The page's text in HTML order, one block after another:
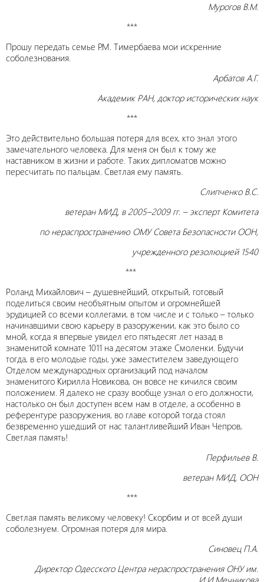
Мурогов В.М.
***
Прошу передать семье Р.М. Тимербаева мои искренние
соболезнования.
Арбатов А.Г.
Академик РАН, доктор исторических наук
***
Это действительно большая потеря для всех, кто знал этого
замечательного человека. Для меня он был к тому же
наставником в жизни и работе. Таких дипломатов можно
пересчитать по пальцам. Светлая ему память.
Слипченко В.С.
ветеран МИД, в 2005–2009 гг. – эксперт Комитета
по нераспространению ОМУ Совета Безопасности ООН,
учрежденного резолюцией 1540
***
Роланд Михайлович – душевнейший, открытый, готовый
поделиться своим необъятным опытом и огромнейшей
эрудицией со всеми коллегами, в том числе и с только – только
начинавшими свою карьеру в разоружении, как это было со
мной, когда я впервые увидел его пятьдесят лет назад в
знаменитой комнате 1011 на десятом этаже Смоленки. Будучи
тогда, в его молодые годы, уже заместителем заведующего
Отделом международных организаций под началом
знаменитого Кирилла Новикова, он вовсе не кичился своим
положением. Я далеко не сразу вообще узнал о его должности,
настолько он был доступен всем нам в отделе, а особенно в
референтуре разоружения, во главе которой тогда стоял
безвременно ушедший от нас талантливейший Иван Чепров,
Светлая память!
Перфильев В.
ветеран МИД, ООН
***
Светлая память великому человеку! Скорбим и от всей души
соболезнуем. Огромная потеря для мира.
Синовец П.А.
Директор Одесского Центра нераспространения ОНУ им.
И.И.Мечникова